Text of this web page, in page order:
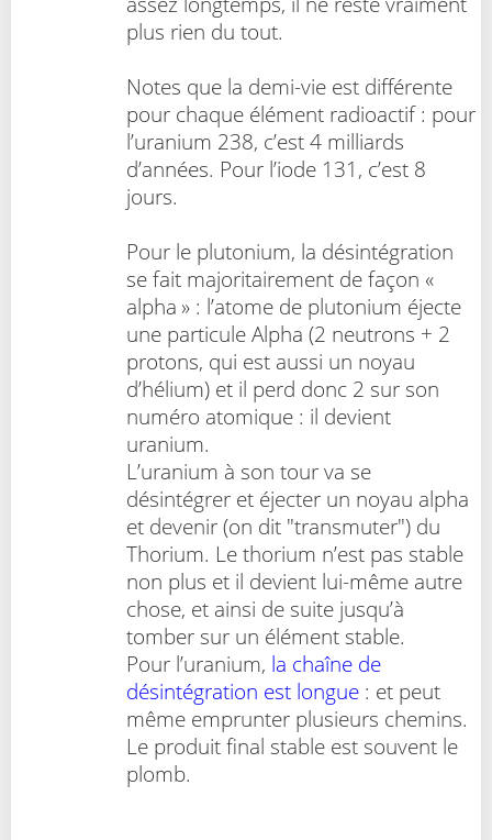
plus rien du tout.
Notes que la demi-vie est différente
pour chaque élément radioactif : pour
l’uranium 238, c’est 4 milliards
d’années. Pour l’iode 131, c’est 8
jours.
Pour le plutonium, la désintégration
se fait majoritairement de façon «
alpha » : l’atome de plutonium éjecte
une particule Alpha (2 neutrons + 2
protons, qui est aussi un noyau
d’hélium) et il perd donc 2 sur son
numéro atomique : il devient
uranium.
L’uranium à son tour va se
désintégrer et éjecter un noyau alpha
et devenir (on dit "transmuter") du
Thorium. Le thorium n’est pas stable
non plus et il devient lui-même autre
chose, et ainsi de suite jusqu’à
tomber sur un élément stable.
Pour l’uranium, la chaîne de
désintégration est longue : et peut
même emprunter plusieurs chemins.
Le produit final stable est souvent le
plomb.